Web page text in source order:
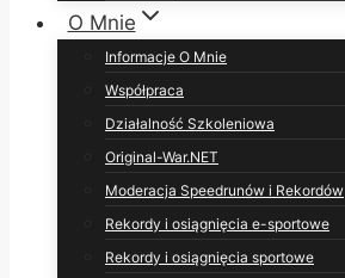
O Mnie
Informacje O Mnie
Współpraca
Działalność Szkoleniowa
Original-War.NET
Moderacja Speedrunów i Rekordów
Rekordy i osiągnięcia e-sportowe
Rekordy i osiągnięcia sportowe